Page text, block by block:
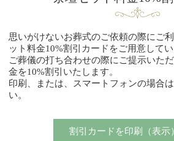
思いがけないお葬式のご依頼の際にご
ット料金10%割引カードをご用意してい
ご葬儀の打ち合わせの際にご提示いた
金を10%割引いたします。
印刷、または、スマートフォンの場合
い。
割引カードを印刷（表示